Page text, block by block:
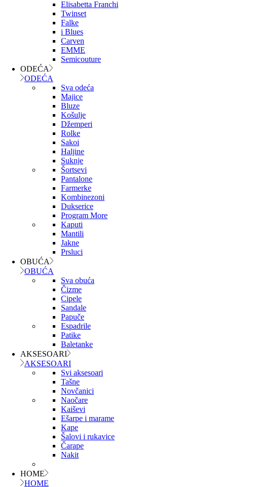
Elisabetta Franchi
Twinset
Falke
i Blues
Carven
EMME
Semicouture
ODEĆA
ODEĆA
Sva odeća
Majice
Bluze
Košulje
Džemperi
Rolke
Sakoi
Haljine
Suknje
Šortsevi
Pantalone
Farmerke
Kombinezoni
Dukserice
Program More
Kaputi
Mantili
Jakne
Prsluci
OBUĆA
OBUĆA
Sva obuća
Čizme
Cipele
Sandale
Papuče
Espadrile
Patike
Baletanke
AKSESOARI
AKSESOARI
Svi aksesoari
Tašne
Novčanici
Naočare
Kaiševi
Ešarpe i marame
Kape
Šalovi i rukavice
Čarape
Nakit
HOME
HOME